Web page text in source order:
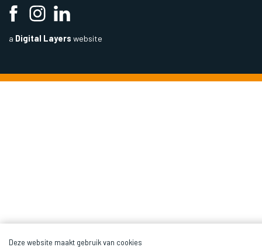
a Digital Layers website
Deze website maakt gebruik van cookies